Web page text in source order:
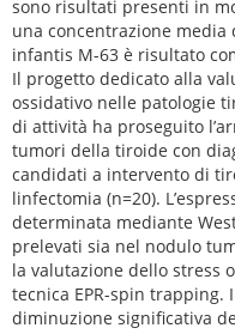
sono risultati presenti in
una concentrazione
infantis M-63 è risultato
Il progetto dedicato alla
ossidativo nelle patologie
di attività ha proseguito
tumori della tiroide con
candidati a intervento di
linfectomia (n=20).
determinata mediante
prelevati sia nel nodulo
la valutazione dello stress
tecnica EPR-spin
diminuzione significativa